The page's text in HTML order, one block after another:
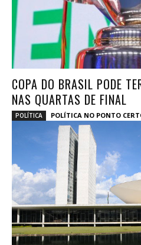
COPA DO BRASIL PODE
NAS QUARTAS DE FINAL
POLÍTICA POLÍTICA NO PONTO